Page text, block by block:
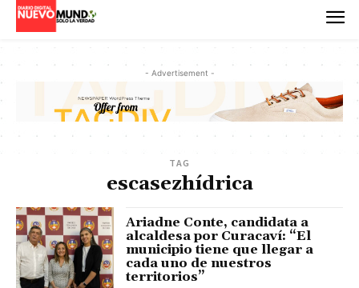
- Advertisement -
TAG
escasezhídrica
Ariadne Conte, candidata a
alcaldesa por Curacaví: “El
municipio tiene que llegar a
cada uno de nuestros
territorios”